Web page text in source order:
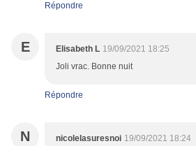
Répondre
E Elisabeth L 19/09/2021 18:25
Joli vrac. Bonne nuit
Répondre
N nicolelasuresnoi 19/09/2021 18:24